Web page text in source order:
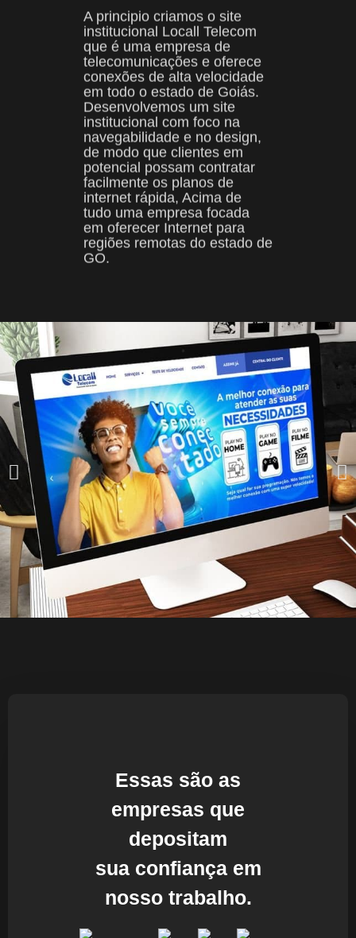
telecomunicações e oferece
conexões de alta velocidade
em todo o estado de Goiás.
Desenvolvemos um site
institucional com foco na
navegabilidade e no design,
de modo que clientes em
potencial possam contratar
facilmente os planos de
internet rápida, Acima de
tudo uma empresa focada
em oferecer Internet para
regiões remotas do estado de
GO.
Essas são as
empresas que
depositam
sua confiança em
nosso trabalho.